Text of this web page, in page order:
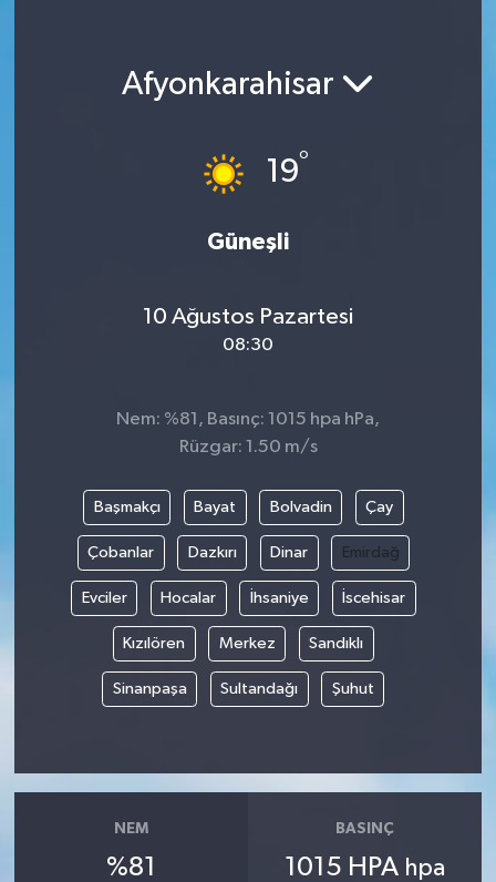
Afyonkarahisar
19°
Güneşli
10 Ağustos Pazartesi
08:30
Nem: %81, Basınç: 1015 hpa hPa,
Rüzgar: 1.50 m/s
Başmakçı Bayat Bolvadin Çay
Çobanlar Dazkırı Dinar Emirdağ
Evciler Hocalar İhsaniye İscehisar
Kızılören Merkez Sandıklı
Sinanpaşa Sultandağı Şuhut
NEM
%81
BASINÇ
1015 HPA hpa